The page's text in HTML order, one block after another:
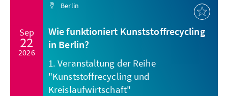
Sep
22
2026
Berlin
Wie funktioniert Kunststoffrecycling
in Berlin?
1. Veranstaltung der Reihe
"Kunststoffrecycling und
Kreislaufwirtschaft"